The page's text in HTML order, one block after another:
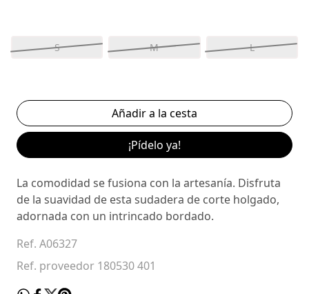
S M L
¡Pídelo ya!
La comodidad se fusiona con la artesanía. Disfruta
de la suavidad de esta sudadera de corte holgado,
adornada con un intrincado bordado.
Ref. A06327
Ref. proveedor 180530 401